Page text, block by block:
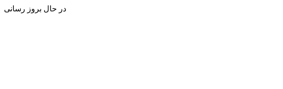
در حال بروز رسانی